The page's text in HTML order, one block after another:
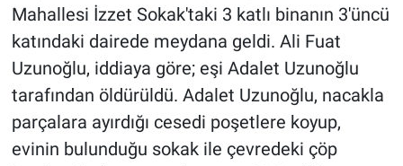
Mahallesi İzzet Sokak'taki 3 katlı binanın 3'üncü
katındaki dairede meydana geldi. Ali Fuat
Uzunoğlu, iddiaya göre; eşi Adalet Uzunoğlu
tarafından öldürüldü. Adalet Uzunoğlu, nacakla
parçalara ayırdığı cesedi poşetlere koyup,
evinin bulunduğu sokak ile çevredeki çöp